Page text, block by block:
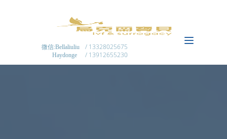
微信:Bellaliuliu
Haydonge
/ 13328025675
/ 13912655230